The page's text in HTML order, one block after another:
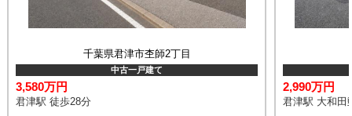
千葉県君津市杢師2丁目
中古一戸建て
3,580万円
君津駅 徒歩28分
2,990万円
君津駅 大和田